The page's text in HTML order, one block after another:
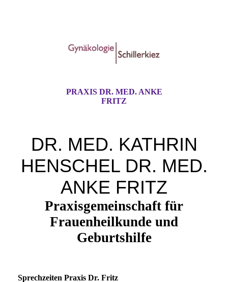
PRAXIS DR. MED. ANKE
FRITZ
DR. MED. KATHRIN
HENSCHEL DR. MED.
ANKE FRITZ
Praxisgemeinschaft für
Frauenheilkunde und
Geburtshilfe
Sprechzeiten Praxis Dr. Fritz